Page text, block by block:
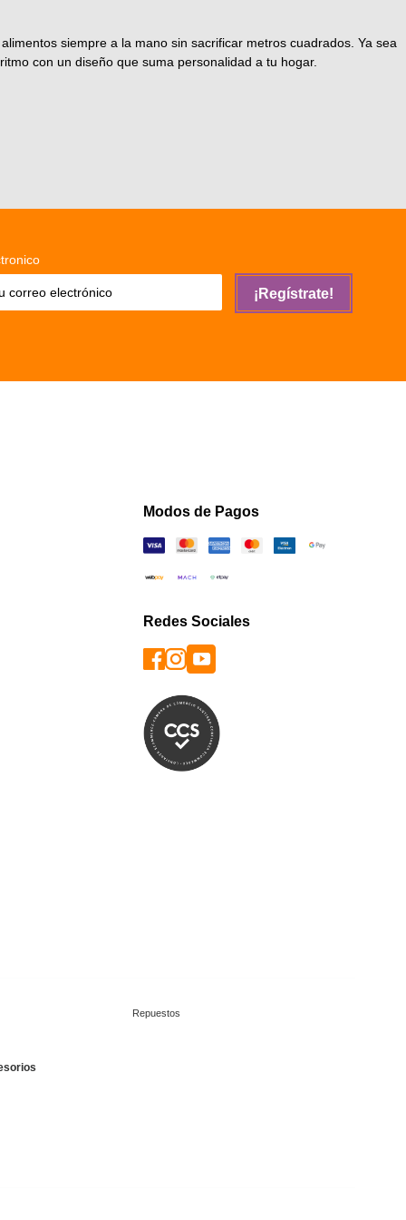
siempre a la mano sin sacrificar metros cuadrados. Ya sea
con un diseño que suma personalidad a tu hogar.
¡Regístrate!
Modos de Pagos
Redes Sociales
Repuestos